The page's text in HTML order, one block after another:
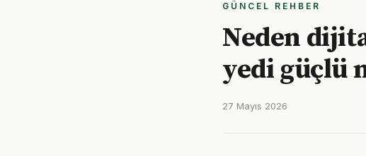
GÜNCEL REHBER
Neden
yedi güçlü
27 Mayıs 2026